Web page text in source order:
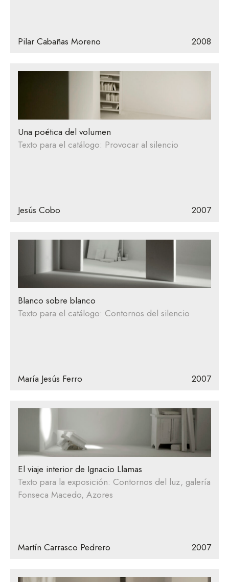
Pilar Cabañas Moreno 2008
Una poética del volumen
Texto para el catálogo: Provocar al silencio
Jesús Cobo 2007
Blanco sobre blanco
Texto para el catálogo: Contornos del silencio
María Jesús Ferro 2007
El viaje interior de Ignacio Llamas
Texto para la exposición: Contornos del luz, galería
Fonseca Macedo, Azores
Martín Carrasco Pedrero 2007